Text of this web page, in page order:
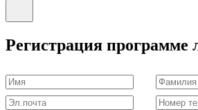
Регистрация программе